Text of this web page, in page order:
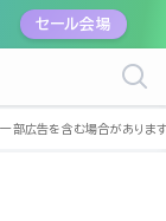
セール会場
北九州市八幡西区